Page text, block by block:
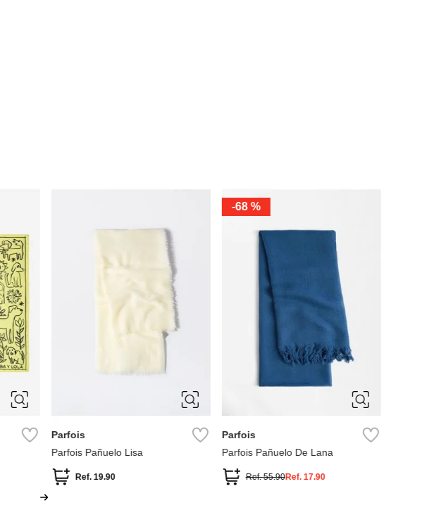
Parfois
Parfois Pañuelo Lisa
Ref. 19.90
-68 %
Parfois
Parfois Pañuelo De Lana
Ref.55.90Ref. 17.90